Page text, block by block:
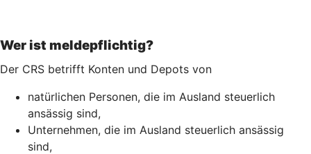
Wer ist meldepflichtig?
Der CRS betrifft Konten und Depots von
natürlichen Personen, die im Ausland steuerlich
ansässig sind,
Unternehmen, die im Ausland steuerlich ansässig
sind,